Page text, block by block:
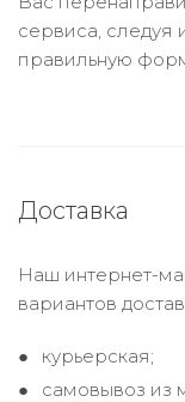
сервиса, следуя
правильную
Доставка
Наш интернет-
вариантов
курьерская;
самовывоз из